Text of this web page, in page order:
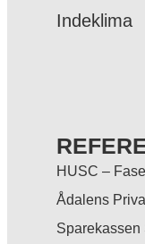
Indeklima
HUSC –
Ådalens